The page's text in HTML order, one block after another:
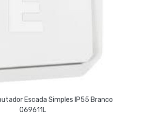
Escada Simples IP55 Branco
069611L